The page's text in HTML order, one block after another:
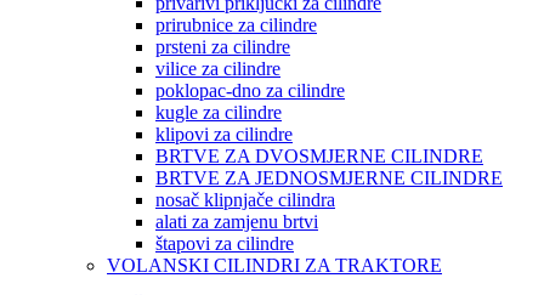
prirubnice za cilindre
prsteni za cilindre
vilice za cilindre
poklopac-dno za cilindre
kugle za cilindre
klipovi za cilindre
BRTVE ZA DVOSMJERNE CILINDRE
BRTVE ZA JEDNOSMJERNE CILINDRE
nosač klipnjače cilindra
alati za zamjenu brtvi
štapovi za cilindre
VOLANSKI CILINDRI ZA TRAKTORE